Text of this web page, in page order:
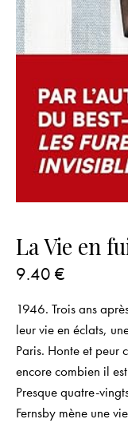
La Vie en
9.40 €
1946. Trois ans
leur vie en éclats,
Paris. Honte et peur
encore combien il
Presque quatre-
Fernsby mène une